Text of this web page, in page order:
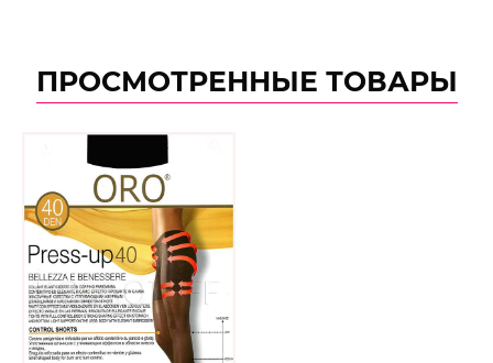
ПРОСМОТРЕННЫЕ ТОВАРЫ